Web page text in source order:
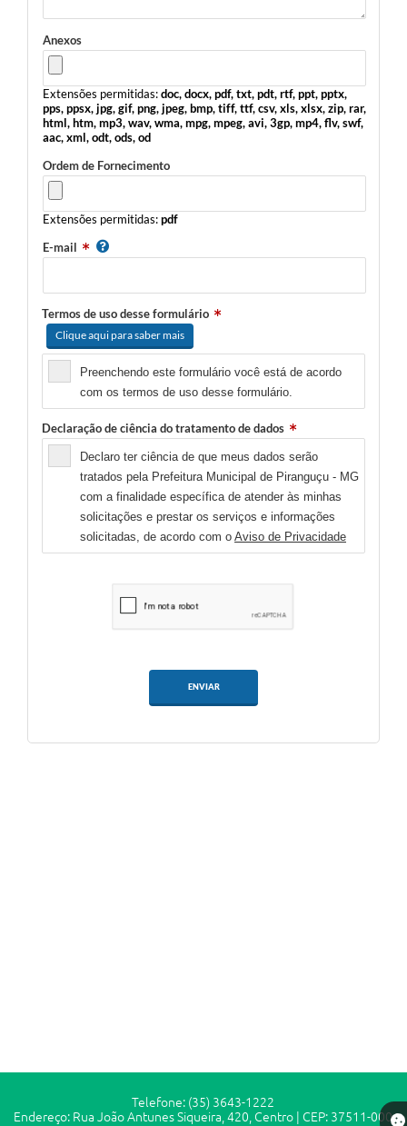
Anexos
Extensões permitidas:doc, docx, pdf, txt, pdt, rtf, ppt, pptx,
pps, ppsx, jpg, gif, png, jpeg, bmp, tiff, ttf, csv, xls, xlsx, zip, rar,
html, htm, mp3, wav, wma, mpg, mpeg, avi, 3gp, mp4, flv, swf,
aac, xml, odt, ods, od
Ordem de Fornecimento
Extensões permitidas:pdf
E-mail
Termos de uso desse formulário
Clique aqui para saber mais
Preenchendo este formulário você está de acordo
com os termos de uso desse formulário.
Declaração de ciência do tratamento de dados
Declaro ter ciência de que meus dados serão
tratados pela Prefeitura Municipal de Piranguçu - MG
com a finalidade específica de atender às minhas
solicitações e prestar os serviços e informações
solicitadas, de acordo com o Aviso de Privacidade
ENVIAR
Telefone: (35) 3643-1222
Endereço: Rua João Antunes Siqueira, 420, Centro | CEP: 37511-000